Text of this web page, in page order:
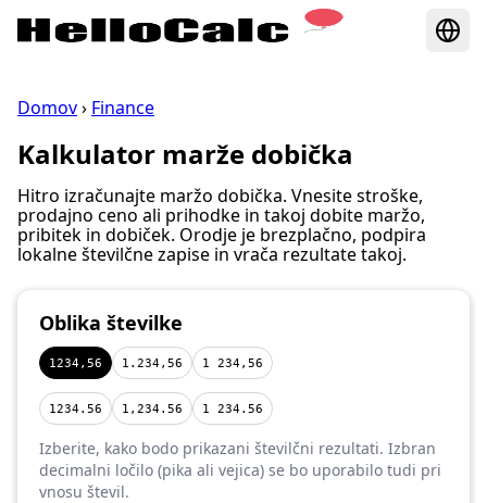
Domov› Finance
Kalkulator marže dobička
Hitro izračunajte maržo dobička. Vnesite stroške,
prodajno ceno ali prihodke in takoj dobite maržo,
pribitek in dobiček. Orodje je brezplačno, podpira
lokalne številčne zapise in vrača rezultate takoj.
Oblika številke
1234,56 1.234,56 1 234,56
1234.56 1,234.56 1 234.56
Izberite, kako bodo prikazani številčni rezultati. Izbran
decimalni ločilo (pika ali vejica) se bo uporabilo tudi pri
vnosu števil.